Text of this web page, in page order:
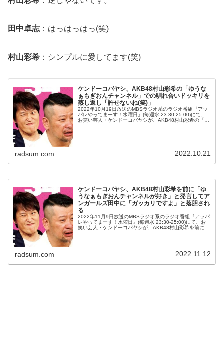
田中卓志 ：はっはっはっ(笑)
村山彩希 ：シンプルに愛してます(笑)
ケンドーコバヤシ、AKB48村山彩希の「ゆうな
ぁもぎおんチャンネル」での馴れ合いドッキリを
蒸し返し「許せないね(笑)」
2022年10月19日放送のMBSラジオ系のラジオ番組『アッ
パレやってまーす！水曜日』(毎週水 23:30-25:00)にて、
お笑い芸人・ケンドーコバヤシが、AKB48村山彩希の「ゆ
radsum.com 2022.10.21
ケンドーコバヤシ、AKB48村山彩希を前に「ゆ
うなぁもぎおんチャンネルが好き」と発言してア
ンガールズ田中に「ガッカリですよ」と落胆され
る
2022年11月9日放送のMBSラジオ系のラジオ番組『アッパ
レやってまーす！水曜日』(毎週水 23:30-25:00)にて、お
笑い芸人・ケンドーコバヤシが、AKB48村山彩希を前にゆ
radsum.com 2022.11.12